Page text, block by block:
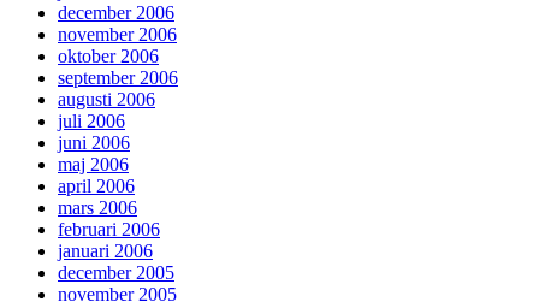
december 2006
november 2006
oktober 2006
september 2006
augusti 2006
juli 2006
juni 2006
maj 2006
april 2006
mars 2006
februari 2006
januari 2006
december 2005
november 2005